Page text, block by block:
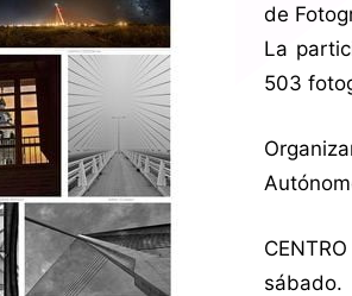
de
La
503
sábado.